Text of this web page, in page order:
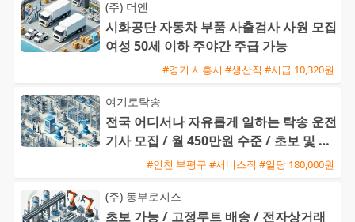
(주) 더엔
시화공단 자동차 부품 사출검사 사원 모집
여성 50세 이하 주야간 주급 가능
#경기 시흥시 #생산직 #시급 10,320원
여기로탁송
전국 어디서나 자유롭게 일하는 탁송 운전
기사 모집 / 월 450만원 수준 / 초보 및 외
국인 환영#인천 부평구 #서비스직 #일당 180,000원
(주) 동부로지스
초보 가능 / 고정루트 배송 / 전자상거래